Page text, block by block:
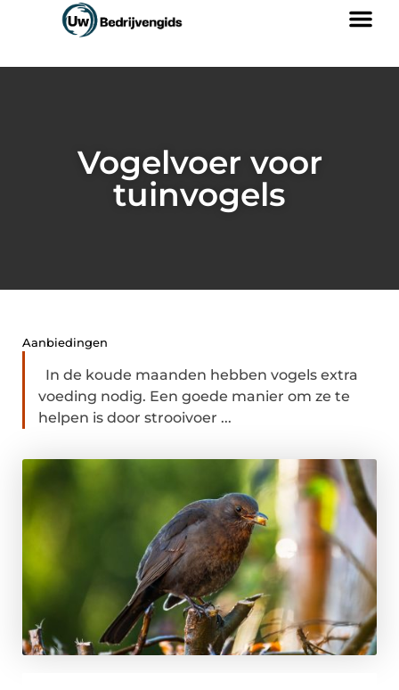
Vogelvoer voor
tuinvogels
Aanbiedingen
In de koude maanden hebben vogels extra
voeding nodig. Een goede manier om ze te
helpen is door strooivoer ...